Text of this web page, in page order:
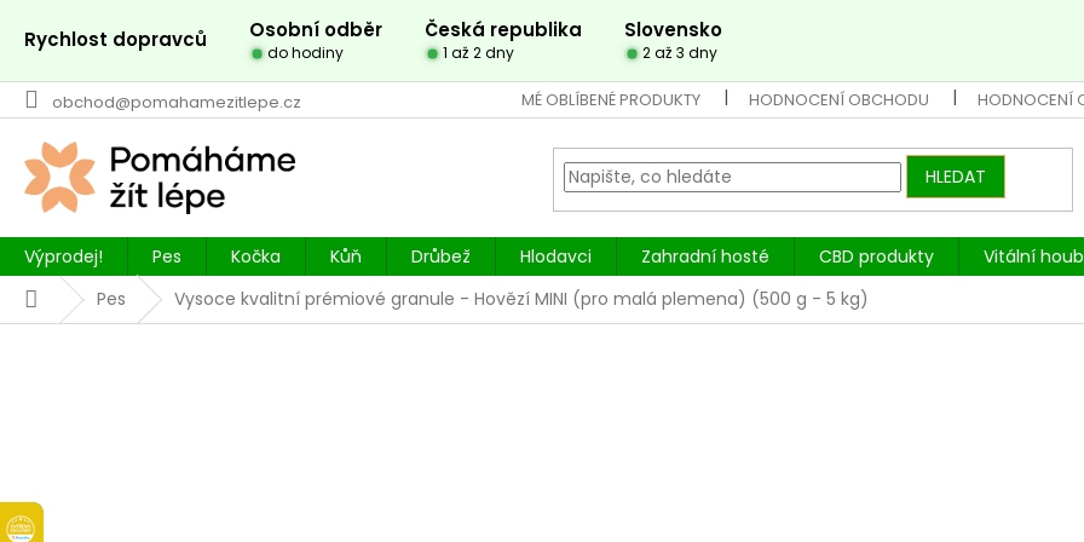
obsah
Rychlost dopravců Osobní odběr Česká republika Slovensko
do hodiny 1 až 2 dny 2 až 3 dny
obchod@pomahamezitlepe.cz MÉ OBLÍBENÉ PRODUKTY HODNOCENÍ OBCHODU HODNOCENÍ
HLEDAT
Výprodej! Pes Kočka Kůň Drůbež Hlodavci Zahradní hosté CBD produkty Vitální
DomůPes Vysoce kvalitní prémiové granule - Hovězí MINI (pro malá plemena) (500 g - 5 kg)